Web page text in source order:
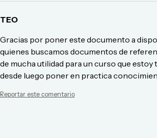
TEO
Gracias por poner este documento a
quienes buscamos documentos de
de mucha utilidad para un curso que estoy
desde luego poner en practica
Reportar este comentario